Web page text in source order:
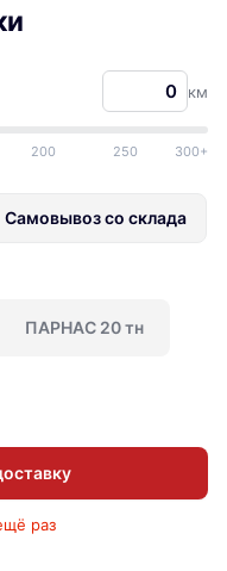
км
200 250 300+
Самовывоз со склада
ПАРНАС 20 тн
раз